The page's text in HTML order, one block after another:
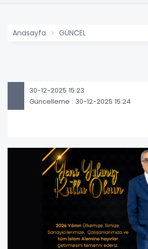
Anasayfa GÜNCEL
30-12-2025 15:23
Güncelleme : 30-12-2025 15:24